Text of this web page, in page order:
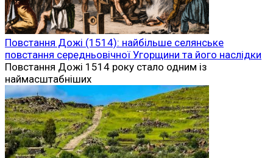
Повстання Дожі (1514): найбільше селянське
повстання середньовічної Угорщини та його наслідки
Повстання Дожі 1514 року стало одним із
наймасштабніших